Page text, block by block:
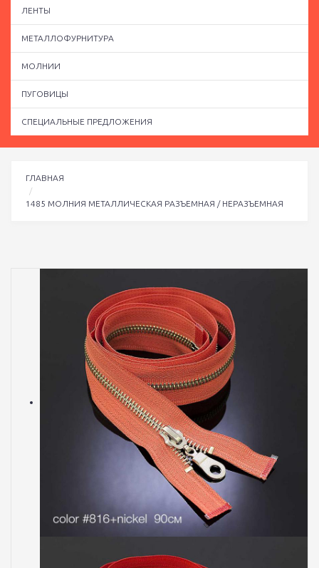
ЛЕНТЫ
МЕТАЛЛОФУРНИТУРА
МОЛНИИ
ПУГОВИЦЫ
СПЕЦИАЛЬНЫЕ ПРЕДЛОЖЕНИЯ
ГЛАВНАЯ
1485 МОЛНИЯ МЕТАЛЛИЧЕСКАЯ РАЗЪЕМНАЯ / НЕРАЗЪЕМНАЯ